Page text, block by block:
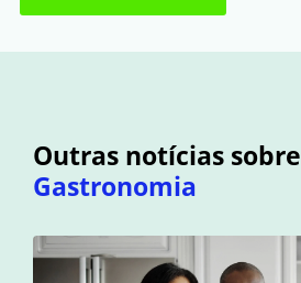
Outras notícias sobre
Gastronomia